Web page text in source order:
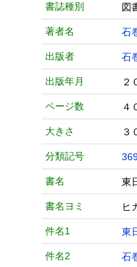
書誌種別 図
著者名 石
出版者 石
出版年月 ２
ページ数 ４
大きさ ３
分類記号
書名 東
書名ヨミ ヒ
件名1 東
件名2 石